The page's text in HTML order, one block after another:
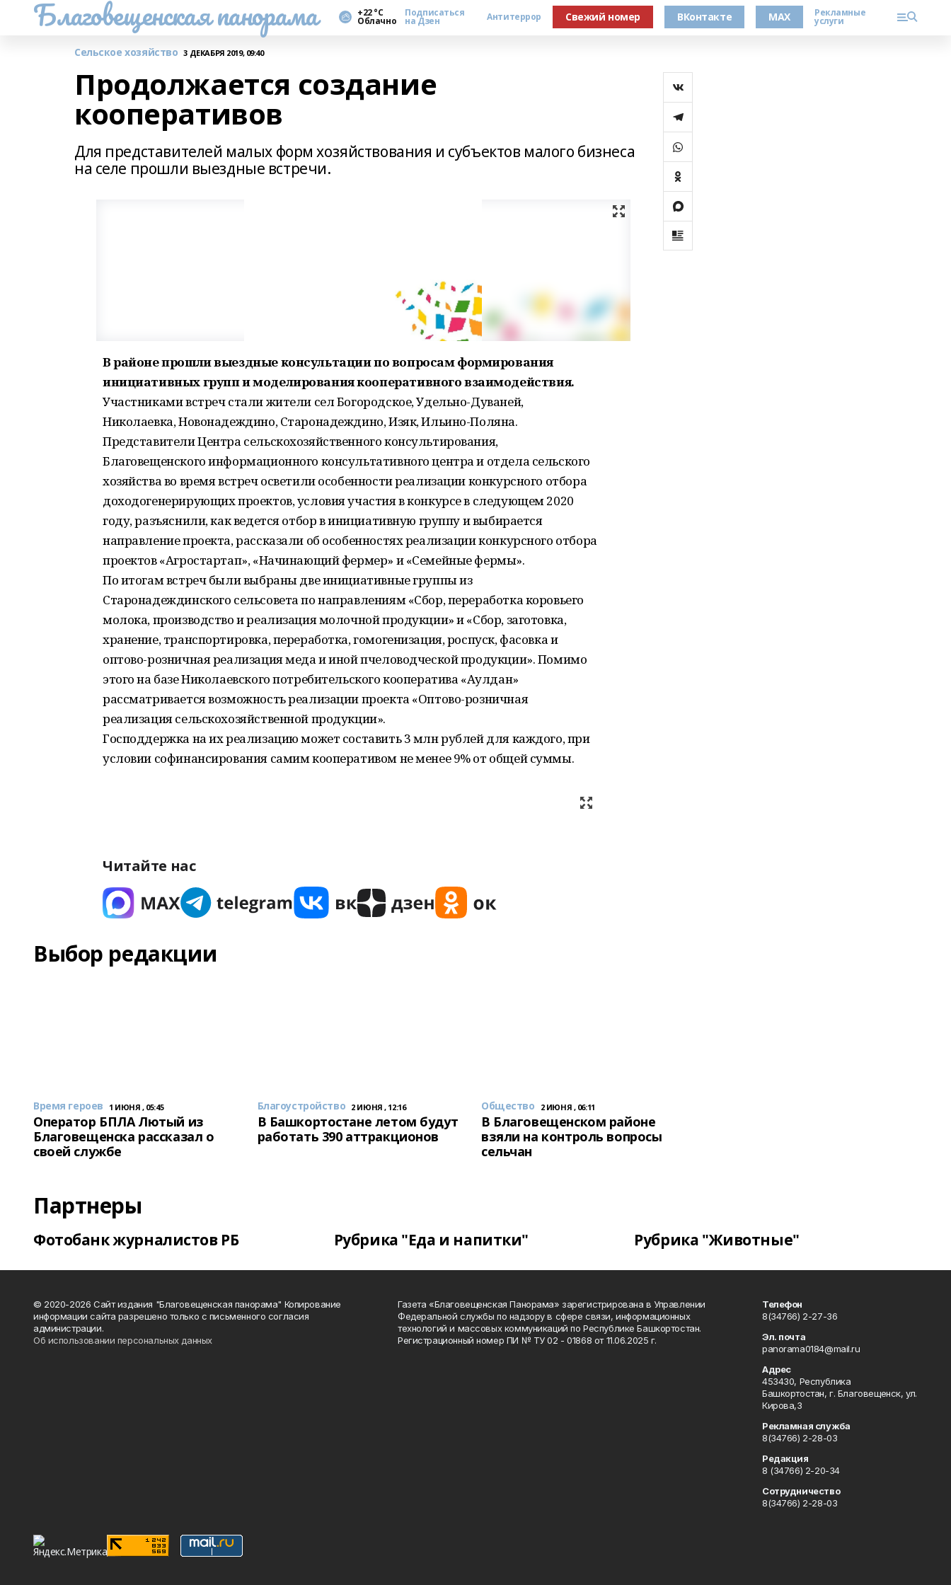
Благовещенская панорама +22 °С
Облачно
Подписаться
на Дзен Антитеррор Свежий номер ВКонтакте MAX Рекламные
услуги
Сельское хозяйство 3 ДЕКАБРЯ 2019, 09:40
Продолжается создание
кооперативов
Для представителей малых форм хозяйствования и субъектов малого бизнеса
на селе прошли выездные встречи.
В районе прошли выездные консультации по вопросам формирования
инициативных групп и моделирования кооперативного взаимодействия.
Участниками встреч стали жители сел Богородское, Удельно-Дуваней,
Николаевка, Новонадеждино, Старонадеждино, Изяк, Ильино-Поляна.
Представители Центра сельскохозяйственного консультирования,
Благовещенского информационного консультативного центра и отдела сельского
хозяйства во время встреч осветили особенности реализации конкурсного отбора
доходогенерирующих проектов, условия участия в конкурсе в следующем 2020
году, разъяснили, как ведется отбор в инициативную группу и выбирается
направление проекта, рассказали об особенностях реализации конкурсного отбора
проектов «Агростартап», «Начинающий фермер» и «Семейные фермы».
По итогам встреч были выбраны две инициативные группы из
Старонадеждинского сельсовета по направлениям «Сбор, переработка коровьего
молока, производство и реализация молочной продукции» и «Сбор, заготовка,
хранение, транспортировка, переработка, гомогенизация, роспуск, фасовка и
оптово-розничная реализация меда и иной пчеловодческой продукции». Помимо
этого на базе Николаевского потребительского кооператива «Аулдан»
рассматривается возможность реализации проекта «Оптово-розничная
реализация сельскохозяйственной продукции».
Господдержка на их реализацию может составить 3 млн рублей для каждого, при
условии софинансирования самим кооперативом не менее 9% от общей суммы.
Читайте нас
Выбор редакции
Время героев 1 ИЮНЯ , 05:45
Оператор БПЛА Лютый из
Благовещенска рассказал о
своей службе
Благоустройство 2 ИЮНЯ , 12:16
В Башкортостане летом будут
работать 390 аттракционов
Общество 2 ИЮНЯ , 06:11
В Благовещенском районе
взяли на контроль вопросы
сельчан
Партнеры
Фотобанк журналистов РБ Рубрика "Еда и напитки" Рубрика "Животные"
© 2020-2026 Сайт издания "Благовещенская панорама" Копирование
информации сайта разрешено только с письменного согласия
администрации.
Об использовании персональных данных
Газета «Благовещенская Панорама» зарегистрирована в Управлении
Федеральной службы по надзору в сфере связи, информационных
технологий и массовых коммуникаций по Республике Башкортостан.
Регистрационный номер ПИ № ТУ 02 - 01868 от 11.06.2025 г.
Телефон
8(34766) 2-27-36
Эл. почта
panorama0184@mail.ru
Адрес
453430, Республика
Башкортостан, г. Благовещенск, ул.
Кирова,3
Рекламная служба
8(34766) 2-28-03
Редакция
8 (34766) 2-20-34
Сотрудничество
8(34766) 2-28-03